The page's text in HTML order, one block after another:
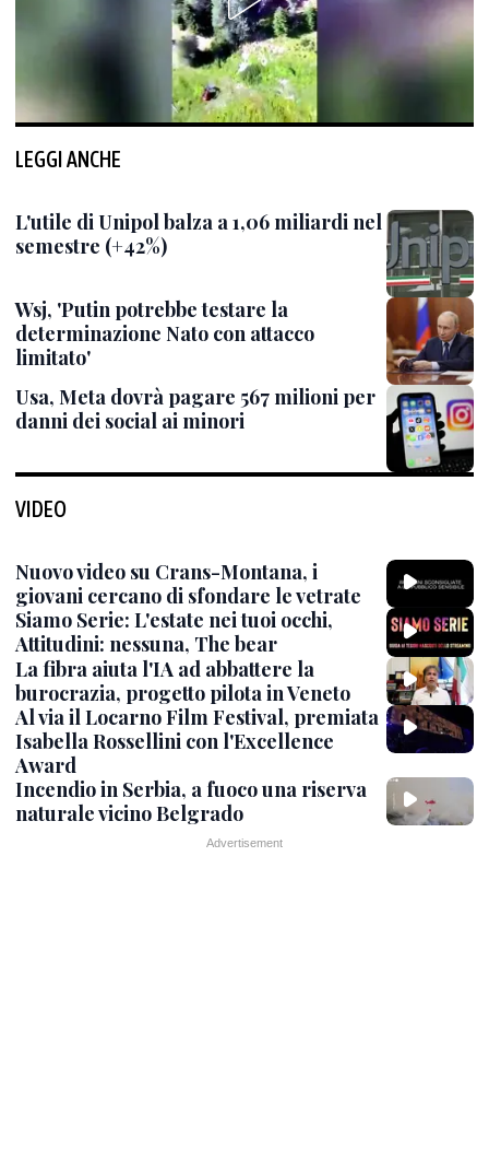
LEGGI ANCHE
L'utile di Unipol balza a 1,06 miliardi nel
semestre (+42%)
Wsj, 'Putin potrebbe testare la
determinazione Nato con attacco
limitato'
Usa, Meta dovrà pagare 567 milioni per
danni dei social ai minori
VIDEO
Nuovo video su Crans-Montana, i
giovani cercano di sfondare le vetrate
Siamo Serie: L'estate nei tuoi occhi,
Attitudini: nessuna, The bear
La fibra aiuta l'IA ad abbattere la
burocrazia, progetto pilota in Veneto
Al via il Locarno Film Festival, premiata
Isabella Rossellini con l'Excellence
Award
Incendio in Serbia, a fuoco una riserva
naturale vicino Belgrado